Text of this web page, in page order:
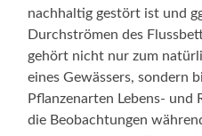
nachhaltig gestört ist und
Durchströmen des
gehört nicht nur zum
eines Gewässers, sondern
Pflanzenarten Lebens- und
die Beobachtungen